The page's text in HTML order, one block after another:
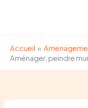
Accueil
Aménager, peindre